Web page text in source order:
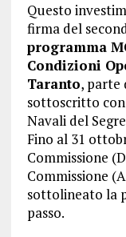
Questo
firma del
programma
Condizioni
Taranto, parte
sottoscritto
Navali del
Fino al 31
Commissione
Commissione
sottolineato la
passo.